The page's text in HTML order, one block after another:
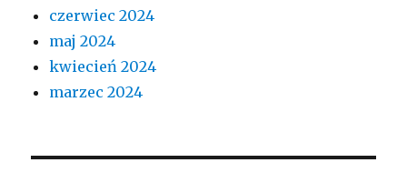
czerwiec 2024
maj 2024
kwiecień 2024
marzec 2024